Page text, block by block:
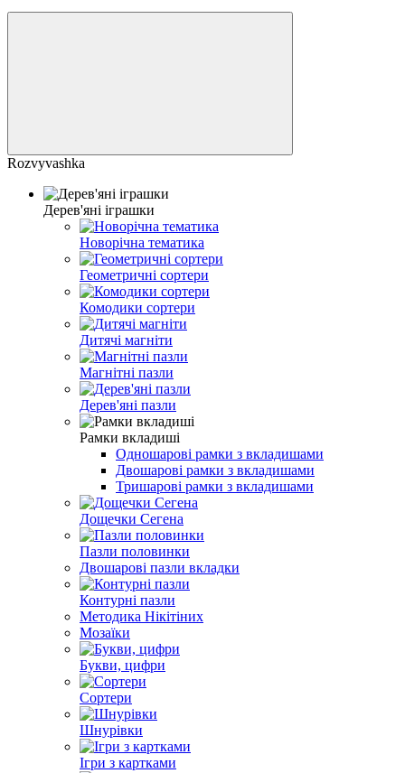
Rozvyvashka
Дерев'яні іграшки
Новорічна тематика
Геометричні сортери
Комодики сортери
Дитячі магніти
Магнітні пазли
Дерев'яні пазли
Рамки вкладиші
Одношарові рамки з вкладишами
Двошарові рамки з вкладишами
Тришарові рамки з вкладишами
Дощечки Сегена
Пазли половинки
Двошарові пазли вкладки
Контурні пазли
Методика Нікітіних
Мозаїки
Букви, цифри
Сортери
Шнурівки
Ігри з картками